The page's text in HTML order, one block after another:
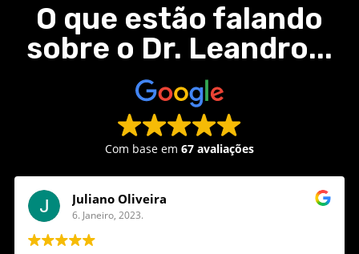
O que estão falando
sobre o Dr. Leandro...
Com base em 67 avaliações
Juliano Oliveira
6. Janeiro, 2023.